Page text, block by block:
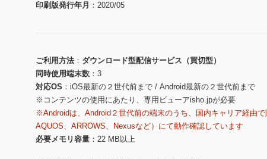
印刷版発行年月
2020/05
ご利用方法
ダウンロード型配信サービス（買切型）
同時使用端末数
3
対応OS
iOS最新の２世代前まで / Android最新の２世代前まで
※コンテンツの使用にあたり、専用ビューアisho.jpが必要
※Androidは、Android２世代前の端末のうち、国内キャリア経由で
AQUOS、ARROWS、Nexusなど）にて動作確認しています
必要メモリ容量
22 MB以上